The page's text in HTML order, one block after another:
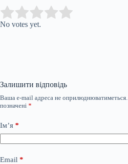
Rate this item:
No votes yet.
Залишити відповідь
Ваша e-mail адреса не оприлюднюватиметься.
позначені *
Ім’я *
Email *